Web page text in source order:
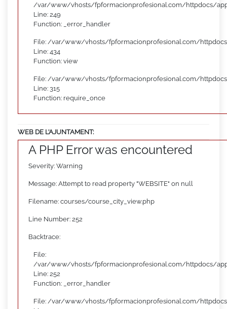
/var/www/vhosts/fpformacionprofesional.com/httpdocs/
Line: 249
Function: _error_handler
File: /var/www/vhosts/fpformacionprofesional.com/
Line: 434
Function: view
File: /var/www/vhosts/fpformacionprofesional.com/
Line: 315
Function: require_once
WEB DE L’AJUNTAMENT:
A PHP Error was encountered
Severity: Warning
Message: Attempt to read property "WEBSITE" on null
Filename: courses/course_city_view.php
Line Number: 252
Backtrace:
File:
/var/www/vhosts/fpformacionprofesional.com/httpdocs/
Line: 252
Function: _error_handler
File: /var/www/vhosts/fpformacionprofesional.com/